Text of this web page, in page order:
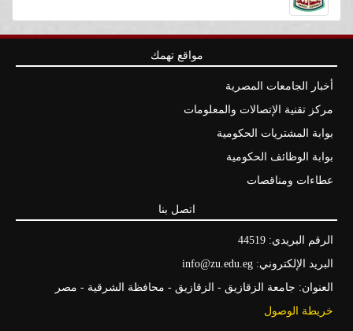
مواقع تهمك
أخبار الجامعات المصرية
مركز تقنية الإتصالات والمعلومات
بوابة المشتريات الحكومية
بوابة الوظائف الحكومية
عطاءات ومناقصات
اتصل بنا
الرقم البريدي: 44519
البريد الإلكتروني: info@zu.edu.eg
العنوان: جامعة الزقازيق - الزقازيق - محافظة الشرقية - مصر
خريطة الوصول